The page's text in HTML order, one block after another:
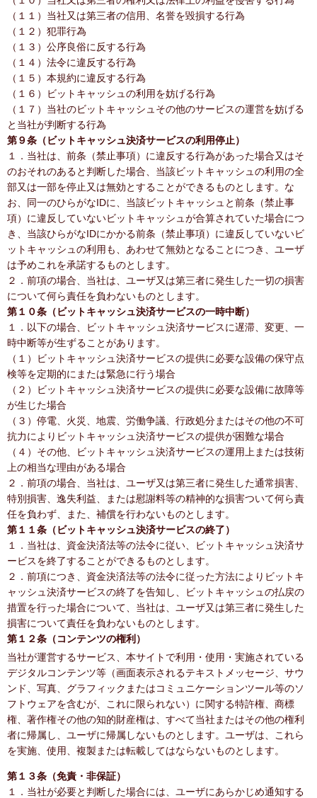
（１１）当社又は第三者の信用、名誉を毀損する行為
（１２）犯罪行為
（１３）公序良俗に反する行為
（１４）法令に違反する行為
（１５）本規約に違反する行為
（１６）ビットキャッシュの利用を妨げる行為
（１７）当社のビットキャッシュその他のサービスの運営を妨げる
と当社が判断する行為
第９条（ビットキャッシュ決済サービスの利用停止）
１．当社は、前条（禁止事項）に違反する行為があった場合又はそ
のおそれのあると判断した場合、当該ビットキャッシュの利用の全
部又は一部を停止又は無効とすることができるものとします。な
お、同一のひらがなIDに、当該ビットキャッシュと前条（禁止事
項）に違反していないビットキャッシュが合算されていた場合につ
き、当該ひらがなIDにかかる前条（禁止事項）に違反していないビ
ットキャッシュの利用も、あわせて無効となることにつき、ユーザ
は予めこれを承諾するものとします。
２．前項の場合、当社は、ユーザ又は第三者に発生した一切の損害
について何ら責任を負わないものとします。
第１０条（ビットキャッシュ決済サービスの一時中断）
１．以下の場合、ビットキャッシュ決済サービスに遅滞、変更、一
時中断等が生ずることがあります。
（１）ビットキャッシュ決済サービスの提供に必要な設備の保守点
検等を定期的にまたは緊急に行う場合
（２）ビットキャッシュ決済サービスの提供に必要な設備に故障等
が生じた場合
（３）停電、火災、地震、労働争議、行政処分またはその他の不可
抗力によりビットキャッシュ決済サービスの提供が困難な場合
（４）その他、ビットキャッシュ決済サービスの運用上または技術
上の相当な理由がある場合
２．前項の場合、当社は、ユーザ又は第三者に発生した通常損害、
特別損害、逸失利益、または慰謝料等の精神的な損害ついて何ら責
任を負わず、また、補償を行わないものとします。
第１１条（ビットキャッシュ決済サービスの終了）
１．当社は、資金決済法等の法令に従い、ビットキャッシュ決済サ
ービスを終了することができるものとします。
２．前項につき、資金決済法等の法令に従った方法によりビットキ
ャッシュ決済サービスの終了を告知し、ビットキャッシュの払戻の
措置を行った場合について、当社は、ユーザ又は第三者に発生した
損害について責任を負わないものとします。
第１２条（コンテンツの権利）
当社が運営するサービス、本サイトで利用・使用・実施されている
デジタルコンテンツ等（画面表示されるテキストメッセージ、サウ
ンド、写真、グラフィックまたはコミュニケーションツール等のソ
フトウェアを含むが、これに限られない）に関する特許権、商標
権、著作権その他の知的財産権は、すべて当社またはその他の権利
者に帰属し、ユーザに帰属しないものとします。ユーザは、これら
を実施、使用、複製または転載してはならないものとします。
第１３条（免責・非保証）
１．当社が必要と判断した場合には、ユーザにあらかじめ通知する